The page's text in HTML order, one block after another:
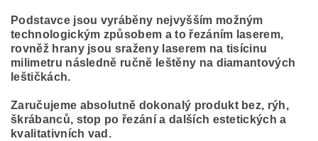
Podstavce jsou vyráběny nejvyšším možným
technologickým způsobem a to řezáním laserem,
rovněž hrany jsou sraženy laserem na tisícinu
milimetru následně ručně leštěny na diamantových
leštičkách.
Zaručujeme absolutně dokonalý produkt bez, rýh,
škrábanců, stop po řezání a dalších estetických a
kvalitativních vad.